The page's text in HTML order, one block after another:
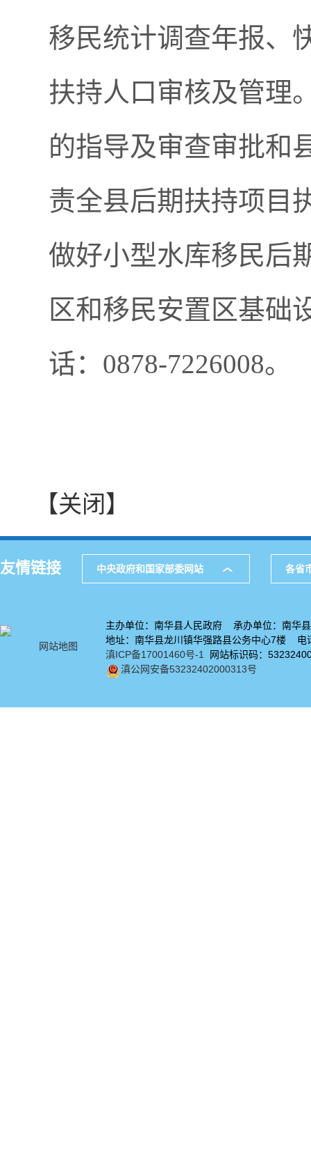
移民统计调查年报、
扶持人口审核及管理
的指导及审查审批和
责全县后期扶持项目
做好小型水库移民后
区和移民安置区基础
话：0878-7226008。
【关闭】
友情链接 中央政府和国家部委网站 各省
网站地图
主办单位：南华县人民政府 承办单位：南华
地址：南华县龙川镇华强路县公务中心7楼
滇ICP备17001460号-1 网站标识码：
滇公网安备53232402000313号